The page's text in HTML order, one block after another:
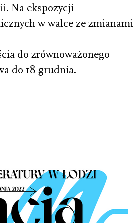
Na ekspozycji
w walce ze zmianami
do zrównoważonego
do 18 grudnia.